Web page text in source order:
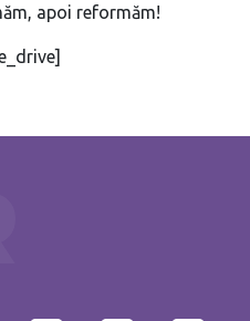
apoi reformăm!